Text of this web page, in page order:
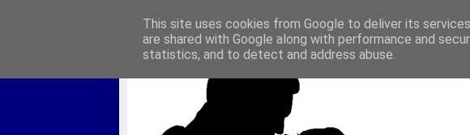
This site uses cookies from Google to deliver its
are shared with Google along with performance and
statistics, and to detect and address abuse.